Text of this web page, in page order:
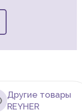
Другие товары
REYHER